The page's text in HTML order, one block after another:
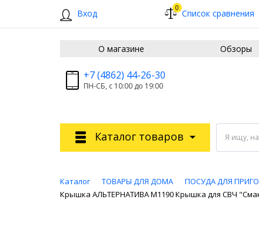
Вход 0 Список сравнения
О магазине Обзоры
+7 (4862) 44-26-30
ПН-СБ, с 10:00 до 19:00
Я ищу,
Каталог товаров
Каталог ТОВАРЫ ДЛЯ ДОМА ПОСУДА ДЛЯ
Крышка АЛЬТЕРНАТИВА М1190 Крышка для СВЧ